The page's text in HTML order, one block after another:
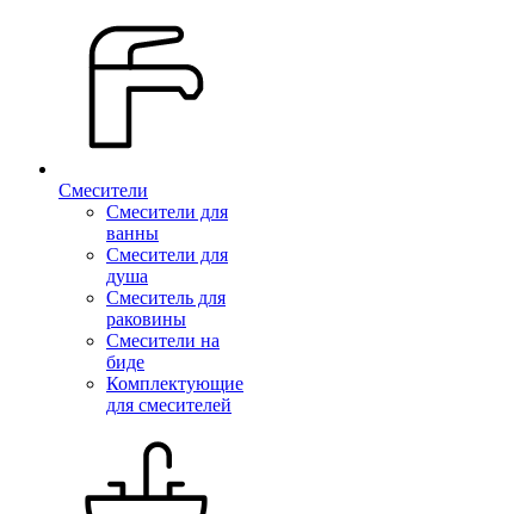
Смесители
Смесители для
ванны
Смесители для
душа
Смеситель для
раковины
Смесители на
биде
Комплектующие
для смесителей